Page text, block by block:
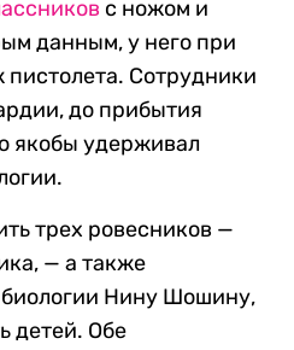
с ножом и
данным, у него при
Сотрудники
до прибытия
якобы удерживал
трех ровесников —
— а также
Нину Шошину,
детей. Обе